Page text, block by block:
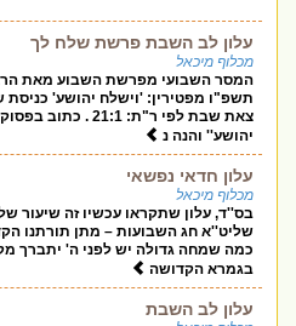
עלון לב השבת פרשת שלח לך
מכלוף מיכאל
המסר השבועי מפרשת השבוע מאת
צאת שבת לפי ר"ת:
יהושע'' והנה נ
עלון חדאי נפשאי
מכלוף מיכאל
בס''ד, עלון שתקראו עכשיו זה שיעור
שליט''א חג השבועות – מתן תורתנו
כמה שמחה גדולה יש לפני ה' יתברך
בגמרא הקדושה
עלון לב השבת